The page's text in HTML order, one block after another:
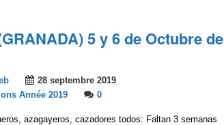
5 y 6 de Octubre de
28 septembre 2019
Année 2019
0
azagayeros, cazadores todos: Faltan 3 semanas